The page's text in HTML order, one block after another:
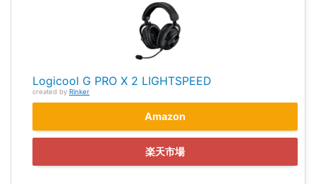
Logicool G PRO X 2 LIGHTSPEED
created by Rinker
Amazon
楽天市場